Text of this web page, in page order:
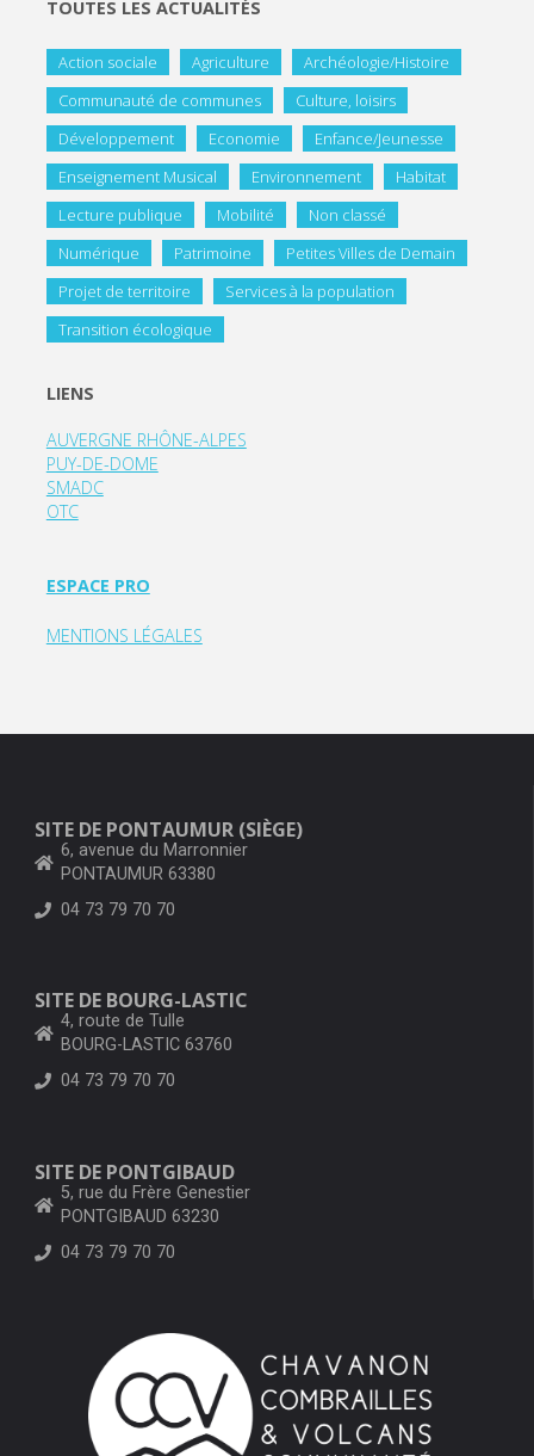
TOUTES LES ACTUALITÉS
Action sociale Agriculture
Archéologie/Histoire
Communauté de communes
Culture, loisirs
Développement
Economie
Enfance/Jeunesse
Enseignement Musical
Environnement
Habitat
Lecture publique
Mobilité
Non classé
Numérique
Patrimoine
Petites Villes de Demain
Projet de territoire
Services à la population
Transition écologique
LIENS
AUVERGNE RHÔNE-ALPES
PUY-DE-DOME
SMADC
OTC
ESPACE PRO
MENTIONS LÉGALES
SITE DE PONTAUMUR (SIÈGE)
6, avenue du Marronnier
PONTAUMUR 63380
04 73 79 70 70
SITE DE BOURG-LASTIC
4, route de Tulle
BOURG-LASTIC 63760
04 73 79 70 70
SITE DE PONTGIBAUD
5, rue du Frère Genestier
PONTGIBAUD 63230
04 73 79 70 70